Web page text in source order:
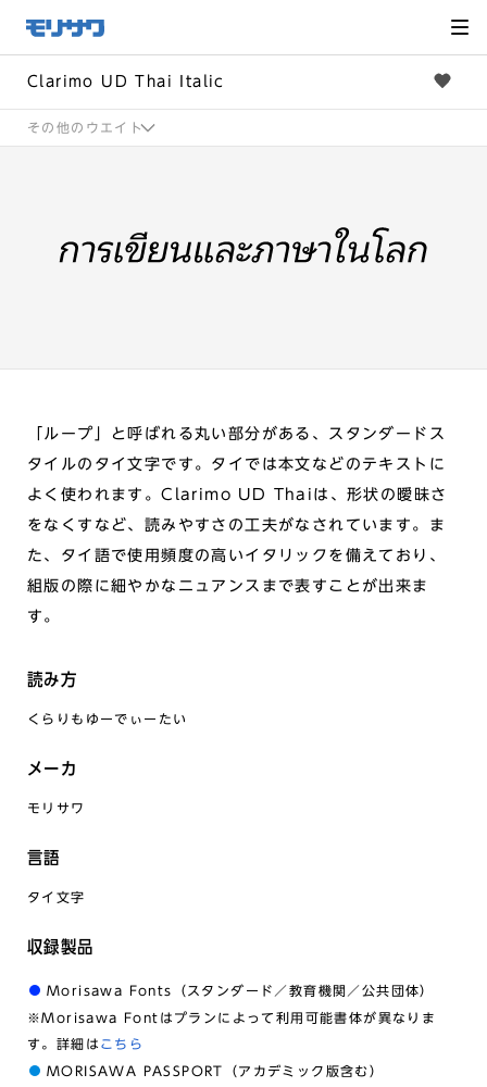
メ
ニュー
飛ばし
へ移動
Clarimo UD Thai Italic
その他のウエイト
「ループ」と呼ばれる丸い部分がある、スタンダードス
タイルのタイ文字です。タイでは本文などのテキストに
よく使われます。Clarimo UD Thaiは、形状の曖昧さ
をなくすなど、読みやすさの工夫がなされています。ま
た、タイ語で使用頻度の高いイタリックを備えており、
組版の際に細やかなニュアンスまで表すことが出来ま
す。
読み方
くらりもゆーでぃーたい
メーカ
モリサワ
言語
タイ文字
収録製品
Morisawa Fonts（スタンダード／教育機関／公共団体）
※Morisawa Fontはプランによって利用可能書体が異なりま
す。詳細は こちら
MORISAWA PASSPORT（アカデミック版含む）